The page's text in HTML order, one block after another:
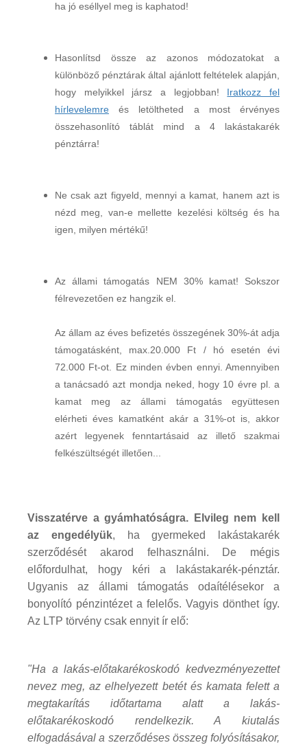
ha jó eséllyel meg is kaphatod!
Hasonlítsd össze az azonos módozatokat a
különböző pénztárak által ajánlott feltételek alapján,
hogy melyikkel jársz a legjobban! Iratkozz fel
hírlevelemre és letöltheted a most érvényes
összehasonlító táblát mind a 4 lakástakarék
pénztárra!
Ne csak azt figyeld, mennyi a kamat, hanem azt is
nézd meg, van-e mellette kezelési költség és ha
igen, milyen mértékű!
Az állami támogatás NEM 30% kamat! Sokszor
félrevezetően ez hangzik el.
Az állam az éves befizetés összegének 30%-át adja
támogatásként, max.20.000 Ft / hó esetén évi
72.000 Ft-ot. Ez minden évben ennyi. Amennyiben
a tanácsadó azt mondja neked, hogy 10 évre pl. a
kamat meg az állami támogatás együttesen
elérheti éves kamatként akár a 31%-ot is, akkor
azért legyenek fenntartásaid az illető szakmai
felkészültségét illetően...
Visszatérve a gyámhatóságra. Elvileg nem kell
az engedélyük, ha gyermeked lakástakarék
szerződését akarod felhasználni. De mégis
előfordulhat, hogy kéri a lakástakarék-pénztár.
Ugyanis az állami támogatás odaítélésekor a
bonyolító pénzintézet a felelős. Vagyis dönthet így.
Az LTP törvény csak ennyit ír elő:
"Ha a lakás-előtakarékoskodó kedvezményezettet
nevez meg, az elhelyezett betét és kamata felett a
megtakarítás időtartama alatt a lakás-
előtakarékoskodó rendelkezik. A kiutalás
elfogadásával a szerződéses összeg folyósításakor,